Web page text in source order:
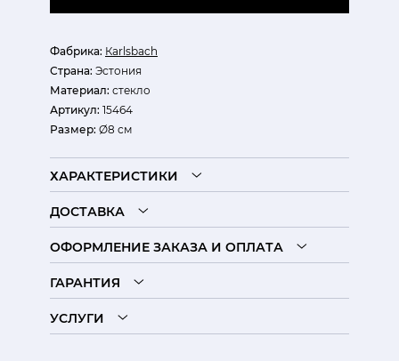
Фабрика: Кarlsbach
Страна: Эстония
Материал: стекло
Артикул: 15464
Размер: Ø8 см
ХАРАКТЕРИСТИКИ
ДОСТАВКА
ОФОРМЛЕНИЕ ЗАКАЗА И ОПЛАТА
ГАРАНТИЯ
УСЛУГИ